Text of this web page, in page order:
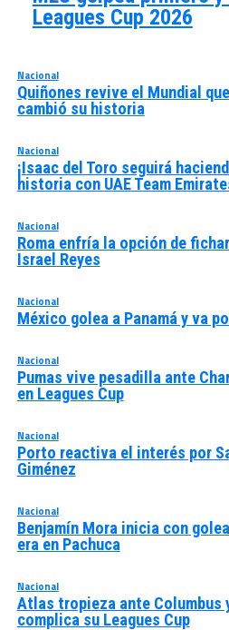
Leagues Cup 2026
Nacional
Quiñones revive el Mundial que
cambió su historia
Nacional
¡Isaac del Toro seguirá
historia con UAE Team
Nacional
Roma enfría la opción de
Israel Reyes
Nacional
México golea a Panamá y va
Nacional
Pumas vive pesadilla ante
en Leagues Cup
Nacional
Porto reactiva el interés por
Giménez
Nacional
Benjamín Mora inicia con
era en Pachuca
Nacional
Atlas tropieza ante Columbus
complica su Leagues Cup